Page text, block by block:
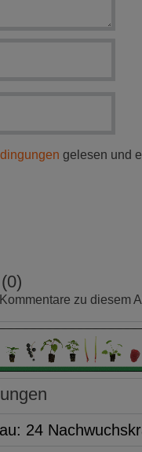
gelesen und
zu diesem
24